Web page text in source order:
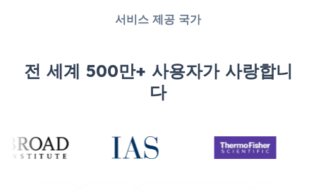
서비스 제공 국가
전 세계 500만+ 사용자가 사랑합니
다